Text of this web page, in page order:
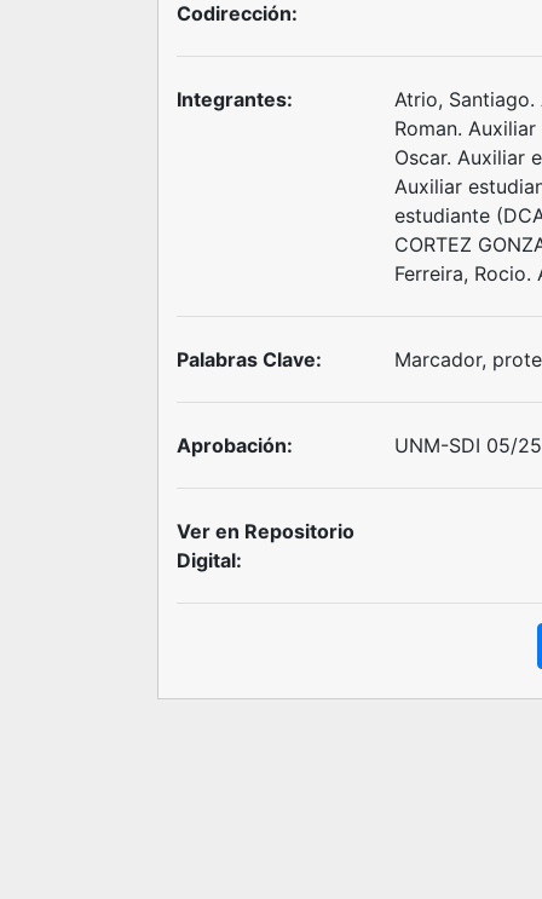
Codirección:
Integrantes:
Atrio, Santiago.
Roman.
Oscar. Auxiliar
Auxiliar
estudiante
CORTEZ
Ferreira,
Palabras Clave: Marcador,
Aprobación: UNM-SDI 05/
Ver en Repositorio
Digital: